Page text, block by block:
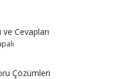
Cevapları
Çözümleri